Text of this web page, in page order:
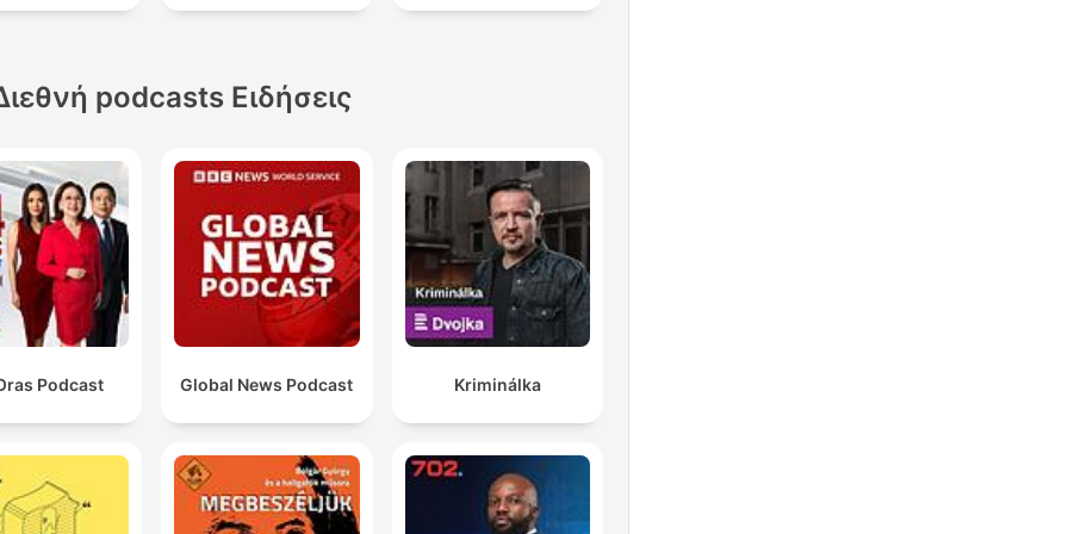
01:23:09 · La sexóloga explica que el clímax no debe ser una
No, señor, sanar mentalmente, el proceso de sanar de la
01:39:41 · El locutor reflexiona sobre la dificultad real que implica
el proceso de recuperación de la salud mental.
podcasts Ειδήσεις
Podcast Global News Podcast Kriminálka